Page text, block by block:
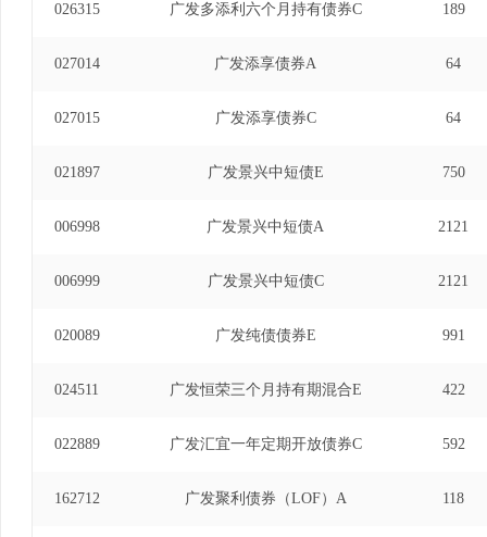
026315 广发多添利六个月持有债券C 189
027014 广发添享债券A 64
027015 广发添享债券C 64
021897 广发景兴中短债E 750
006998 广发景兴中短债A 2121
006999 广发景兴中短债C 2121
020089 广发纯债债券E 991
024511 广发恒荣三个月持有期混合E 422
022889 广发汇宜一年定期开放债券C 592
162712 广发聚利债券（LOF）A 118